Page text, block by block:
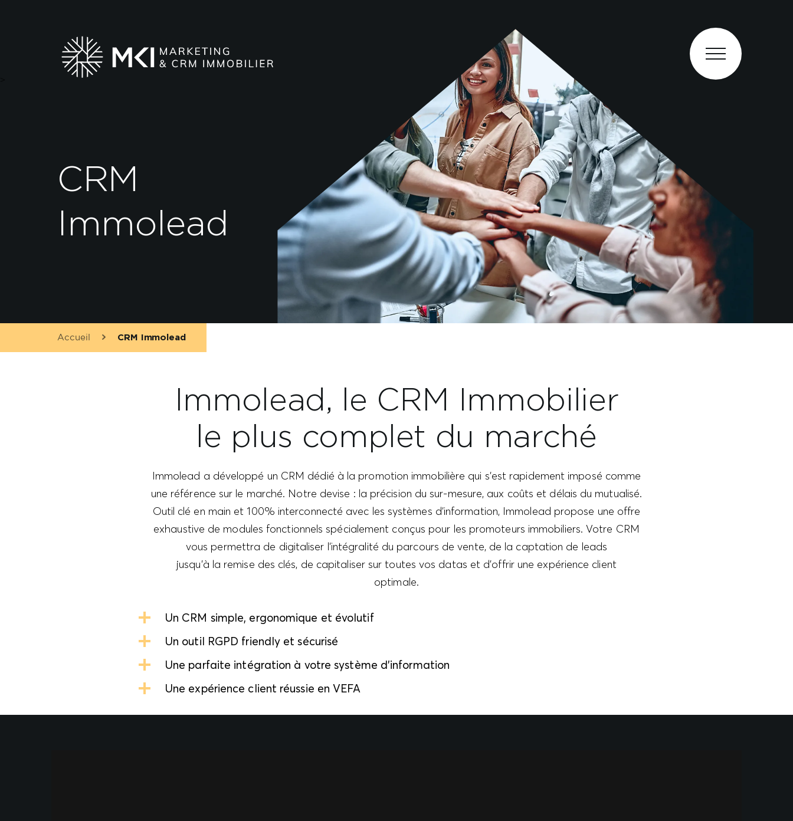
CRM
Immolead
Accueil CRM Immolead
Immolead, le CRM Immobilier
le plus complet du marché
Immolead a développé un CRM dédié à la promotion immobilière qui s’est rapidement imposé comme
une référence sur le marché. Notre devise : la précision du sur-mesure, aux coûts et délais du mutualisé.
Outil clé en main et 100% interconnecté avec les systèmes d’information, Immolead propose une offre
exhaustive de modules fonctionnels spécialement conçus pour les promoteurs immobiliers. Votre CRM
vous permettra de digitaliser l’intégralité du parcours de vente, de la captation de leads
jusqu’à la remise des clés, de capitaliser sur toutes vos datas et d’offrir une expérience client
optimale.
Un CRM simple, ergonomique et évolutif
Un outil RGPD friendly et sécurisé
Une parfaite intégration à votre système d’information
Une expérience client réussie en VEFA